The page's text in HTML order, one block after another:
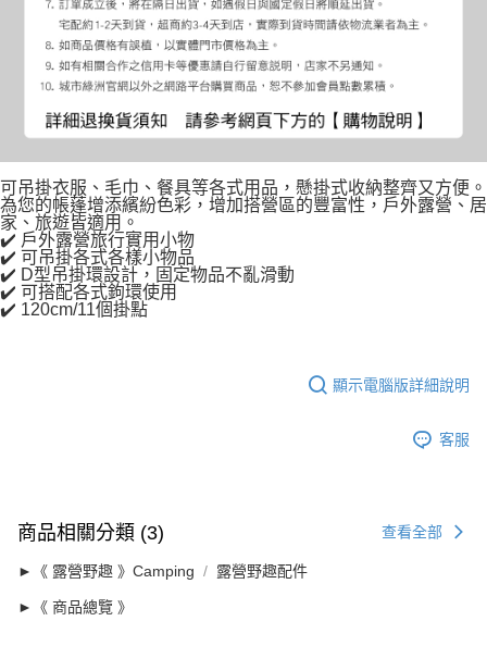
可吊掛衣服、毛巾、餐具等各式用品，懸掛式收納整齊又方便。
為您的帳蓬增添繽紛色彩，增加搭營區的豐富性，戶外露營、居
家、旅遊皆適用。
✔️ 戶外露營旅行實用小物
✔️ 可吊掛各式各樣小物品
✔️ D型吊掛環設計，固定物品不亂滑動
✔️ 可搭配各式鉤環使用
✔️ 120cm/11個掛點
顯示電腦版詳細說明
客服
商品相關分類 (3) 查看全部
►《 露營野趣 》Camping 露營野趣配件
►《 商品總覽 》